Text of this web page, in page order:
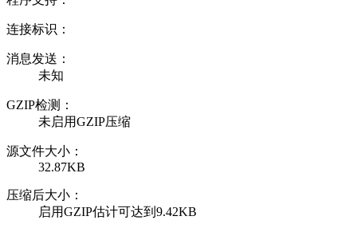
连接标识：
消息发送：
未知
GZIP检测：
未启用GZIP压缩
源文件大小：
32.87KB
压缩后大小：
启用GZIP估计可达到9.42KB